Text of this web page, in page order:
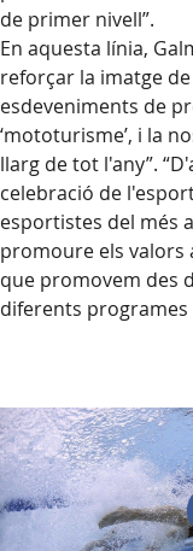
de primer nivell”.
En aquesta línia,
reforçar la imatge
esdeveniments de
‘mototurisme’, i la
llarg de tot l'any”.
celebració de
esportistes del més
promoure els valors
que promovem des
diferents programes